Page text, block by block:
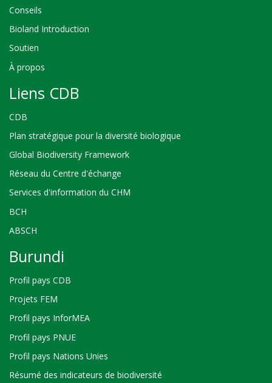
Conseils
Bioland Introduction
Soutien
À propos
Liens CDB
CDB
Plan stratégique pour la diversité biologique
Global Biodiversity Framework
Réseau du Centre d'échange
Services d'information du CHM
BCH
ABSCH
Burundi
Profil pays CDB
Projets FEM
Profil pays InforMEA
Profil pays PNUE
Profil pays Nations Unies
Résumé des indicateurs de biodiversité